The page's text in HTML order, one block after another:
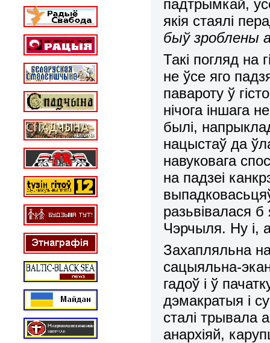
падтрымкай,
якія стаялі
быў зроблены
Такі погляд на
не ўсе яго
павароту ў
нічога іншага
былі,
нацыстаў да
навуковага
на падзеі
разьвівалася б
Чэрчыля. Ну і,
Захапляльна
сацыяльна-
гадоў і ў
дэмакратыя і
сталі трывала
анархіяй,